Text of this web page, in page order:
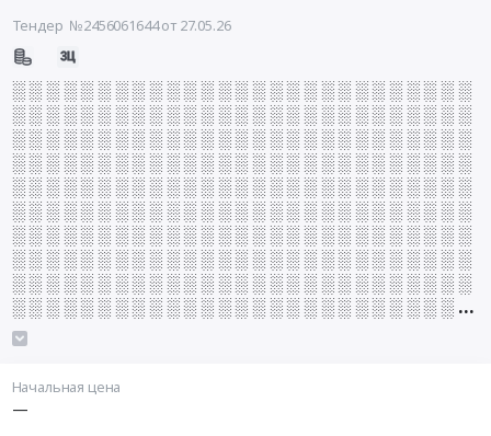
Тендер №2456061644от 27.05.26
░ ░ ░ ░ ░ ░ ░ ░ ░ ░ ░ ░ ░ ░ ░ ░ ░ ░ ░ ░ ░ ░ ░ ░ ░ ░ ░
░ ░ ░ ░ ░ ░ ░ ░ ░ ░ ░ ░ ░ ░ ░ ░ ░ ░ ░ ░ ░ ░ ░ ░ ░ ░ ░
░ ░ ░ ░ ░ ░ ░ ░ ░ ░ ░ ░ ░ ░ ░ ░ ░ ░ ░ ░ ░ ░ ░ ░ ░ ░ ░
░ ░ ░ ░ ░ ░ ░ ░ ░ ░ ░ ░ ░ ░ ░ ░ ░ ░ ░ ░ ░ ░ ░ ░ ░ ░ ░
░ ░ ░ ░ ░ ░ ░ ░ ░ ░ ░ ░ ░ ░ ░ ░ ░ ░ ░ ░ ░ ░ ░ ░ ░ ░ ░
░ ░ ░ ░ ░ ░ ░ ░ ░ ░ ░ ░ ░ ░ ░ ░ ░ ░ ░ ░ ░ ░ ░ ░ ░ ░ ░
░ ░ ░ ░ ░ ░ ░ ░ ░ ░ ░ ░ ░ ░ ░ ░ ░ ░ ░ ░ ░ ░ ░ ░ ░ ░ ░
░ ░ ░ ░ ░ ░ ░ ░ ░ ░ ░ ░ ░ ░ ░ ░ ░ ░ ░ ░ ░ ░ ░ ░ ░ ░ ░
░ ░ ░ ░ ░ ░ ░ ░ ░ ░ ░ ░ ░ ░ ░ ░ ░ ░ ░ ░ ░ ░ ░ ░ ░ ░ ░
░ ░ ░ ░ ░ ░ ░ ░ ░ ░ ░ ░ ░ ░ ░ ░ ░ ░ ░ ░ ░ ░ ░ ░ ░ ░ ░
░ ░ ░ ░ ░ ░ ░ ░ ░ ░ ░ ░ ░ ░ ░ ░ ░ ░ ░ ░ ░ ░ ░ ░ ░ ░ ░
░ ░ ░ ░ ░ ░ ░ ░ ░ ░ ░ ░ ░ ░ ░ ░ ░ ░ ░ ░ ░ ░ ░ ░ ░ ░ ░
░ ░ ░ ░ ░ ░ ░ ░ ░ ░ ░ ░ ░ ░ ░ ░ ░ ░ ░ ░ ░ ░ ░ ░ ░ ░ ░
░ ░ ░ ░ ░ ░ ░ ░ ░ ░ ░ ░ ░ ░ ░ ░ ░ ░ ░ ░ ░ ░ ░ ░ ░ ░ ░
Начальная цена
—